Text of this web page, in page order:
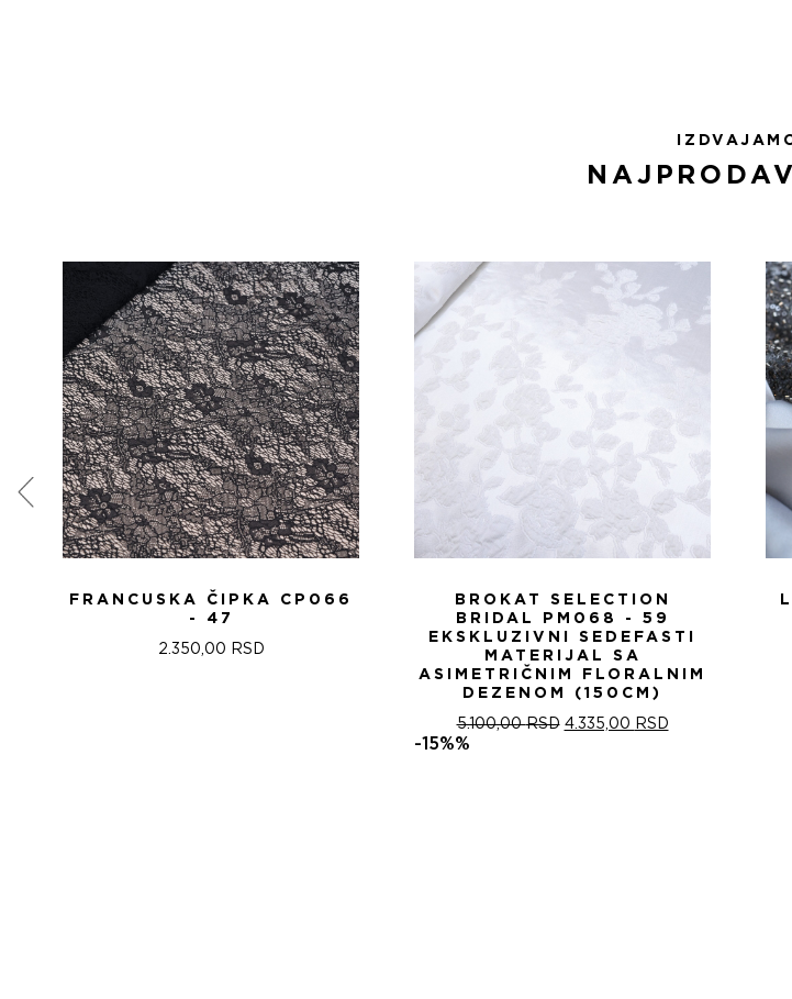
FRANCUSKA ČIPKA CP066
- 47
2.350,00 RSD
BROKAT SELECTION
BRIDAL PM068 - 59
EKSKLUZIVNI SEDEFASTI
MATERIJAL SA
ASIMETRIČNIM FLORALNIM
DEZENOM (150CM)
5.100,00RSD ОРИГИНАЛНА
4.335,00 RSDТРЕНУТНА
-15%%